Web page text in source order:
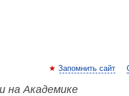
Запомнить сайт
на Академике